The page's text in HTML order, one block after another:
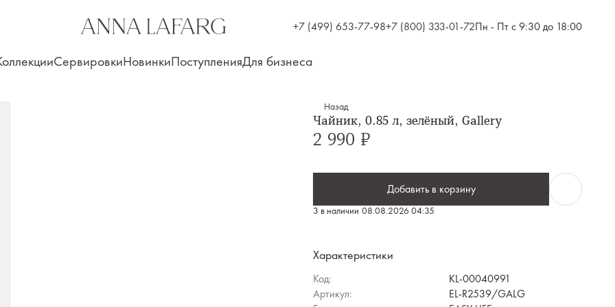
+7 (499) 653-77-98+7 (800) 333-01-72Пн - Пт с 9:30 до 18:00
СервировкиНовинкиПоступленияДля бизнеса
Назад
Чайник, 0.85 л, зелёный, Gallery
2 990 ₽
3 в наличии 08.08.2026 04:35
Добавить в корзину
Характеристики
Код:
KL-00040991
Артикул:
EL-R2539/GALG